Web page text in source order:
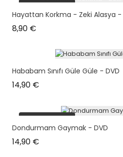
plus en stock
Hayattan Korkma - Zeki Alasya -
8,90 €
Hababam Sınıfı Güle Güle - DVD
14,90 €
plus en stock
Dondurmam Gaymak - DVD
14,90 €